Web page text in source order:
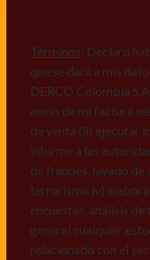
Términos: Declaro
que se dará a mis
DERCO Colombia
envío de mi factura
de venta (ii) ejecutar
informe a las
de fraudes, lavado
terrorismo iv)
encuestas, análisis
general cualquier
relacionado con el